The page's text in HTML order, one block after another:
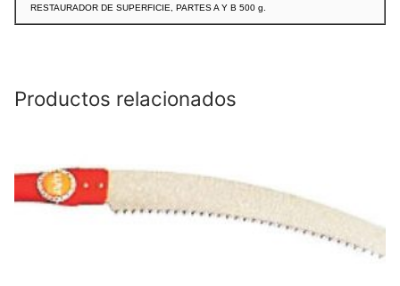
RESTAURADOR DE SUPERFICIE, PARTES A Y B 500 g.
Productos relacionados